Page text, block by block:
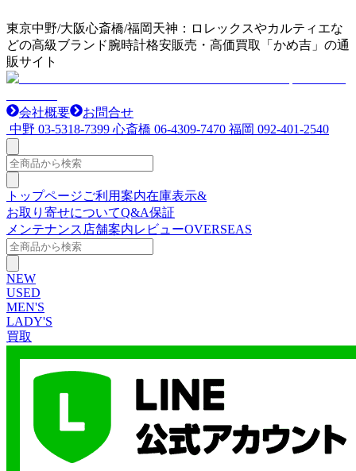
東京中野/大阪心斎橋/福岡天神：ロレックスやカルティエな
どの高級ブランド腕時計格安販売・高価買取「かめ吉」の通
販サイト
会社概要
お問合せ
中野 03-5318-7399 心斎橋 06-4309-7470 福岡 092-401-2540
トップページご利用案内在庫表示&
お取り寄せについてQ&A保証
メンテナンス 店舗案内レビューOVERSEAS
NEW
USED
MEN'S
LADY'S
買取